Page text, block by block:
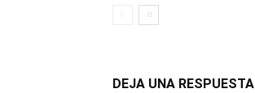
DEJA UNA RESPUESTA